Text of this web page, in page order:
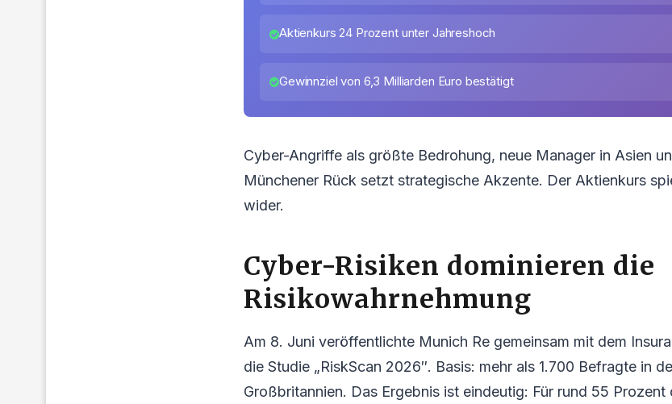
Aktienkurs 24 Prozent unter Jahreshoch
Gewinnziel von 6,3 Milliarden Euro bestätigt
Cyber-Angriffe als größte Bedrohung, neue Manager in Asien
Münchener Rück setzt strategische Akzente. Der Aktienkurs
wider.
Cyber-Risiken dominieren die
Risikowahrnehmung
Am 8. Juni veröffentlichte Munich Re gemeinsam mit dem
die Studie „RiskScan 2026″. Basis: mehr als 1.700 Befragte in
Großbritannien. Das Ergebnis ist eindeutig: Für rund 55 Prozent